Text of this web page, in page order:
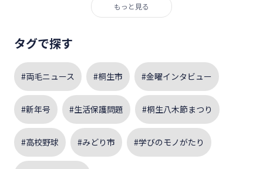
もっと見る
タグで探す
#両毛ニュース #桐生市 #金曜インタビュー
#新年号 #生活保護問題 #桐生八木節まつり
#高校野球 #みどり市 #学びのモノがたり